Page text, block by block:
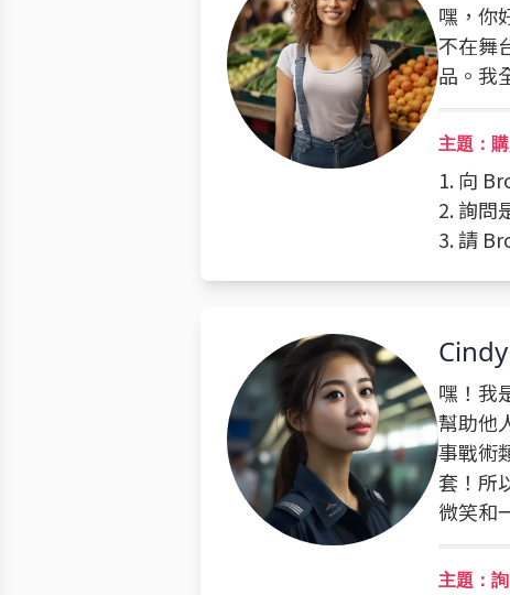
嘿，你
不在舞
品。我
主題：
1. 向
2. 詢問
3. 請
Cindy
嘿！我
幫助他
事戰術
套！所
微笑和
主題：